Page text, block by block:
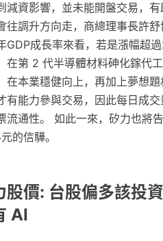
減資影響，並未能開盤交易，
往調升方向走，商總理事長許
GDP成長率來看，若是漲幅超
在第 2 代半導體材料砷化鎵代
在本業穩健向上，再加上夢想
有能力參與交易，因此每日成
流通性。 如此一來，矽力也將
的信驊。
股價: 台股偏多該投
AI